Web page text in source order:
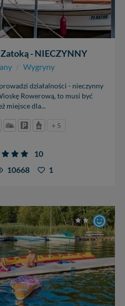
- NIECZYNNY
/ Wygryny
działalności - nieczynny
Rowerową, to musi być
miejsce dla...
+ 5
10
10668 1